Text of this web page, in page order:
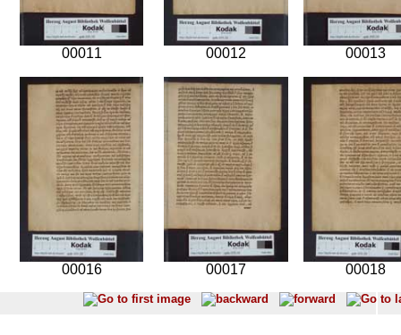
00011 00012 00013
00016 00017 00018